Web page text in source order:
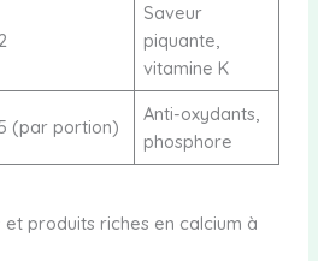
Saveur
piquante,
vitamine K
(par portion)
Anti-oxydants,
phosphore
produits riches en calcium à